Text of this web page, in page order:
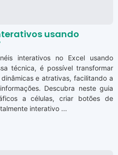
usando
interativos no Excel usando
técnica, é possível transformar
e atrativas, facilitando a
Descubra neste guia
a células, criar botões de
interativo ...